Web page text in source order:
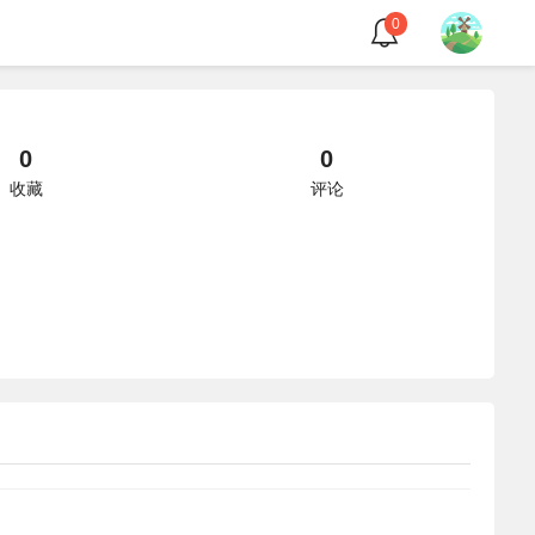
0
0
收藏
0
评论